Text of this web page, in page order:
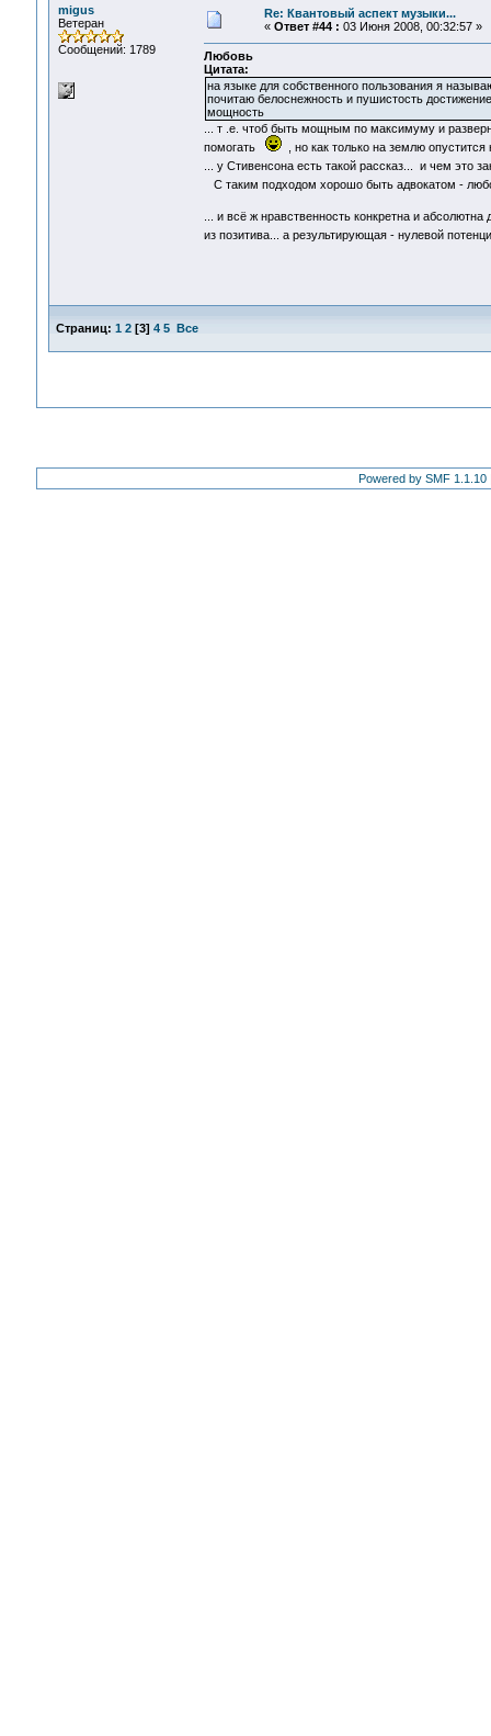
migus
Ветеран
Сообщений: 1789
Re: Квантовый аспект музыки...
« Ответ #44 : 03 Июня 2008, 00:32:57 »
Любовь
Цитата:
на языке для собственного пользования я
почитаю белоснежность и пушистость
мощность
... т .е. чтоб быть мощным по максимуму и
помогать
, но как только на землю
... у Стивенсона есть такой рассказ... и чем это
С таким подходом хорошо быть адвокатом -
... и всё ж нравственность конкретна и
из позитива... а результирующая - нулевой
Страниц: 1 2[3] 4 5 Все
Powered by SMF 1.1.10